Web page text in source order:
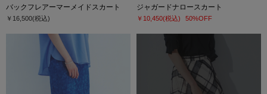
バックフレアーマーメイドスカート
￥16,500(税込)
ジャガードナロースカート
￥10,450(税込) 50%OFF